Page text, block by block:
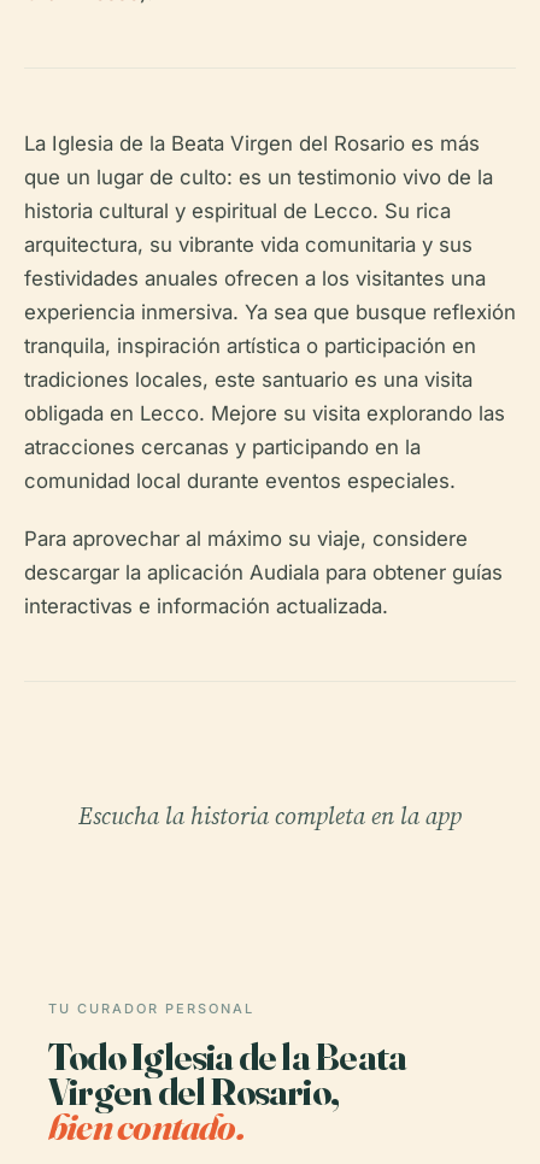
La Iglesia de la Beata Virgen del Rosario es más
que un lugar de culto: es un testimonio vivo de la
historia cultural y espiritual de Lecco. Su rica
arquitectura, su vibrante vida comunitaria y sus
festividades anuales ofrecen a los visitantes una
experiencia inmersiva. Ya sea que busque reflexión
tranquila, inspiración artística o participación en
tradiciones locales, este santuario es una visita
obligada en Lecco. Mejore su visita explorando las
atracciones cercanas y participando en la
comunidad local durante eventos especiales.
Para aprovechar al máximo su viaje, considere
descargar la aplicación Audiala para obtener guías
interactivas e información actualizada.
Escucha la historia completa en la app
TU CURADOR PERSONAL
Todo Iglesia de la Beata
Virgen del Rosario,
bien contado.